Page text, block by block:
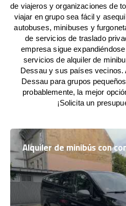
de viajeros y organizaciones de
viajar en grupo sea fácil y
autobuses, minibuses y
de servicios de traslado
empresa sigue
servicios de alquiler de
Dessau y sus países vecinos.
Dessau para grupos
probablemente, la mejor
¡Solicita un
Alquiler de minibús con